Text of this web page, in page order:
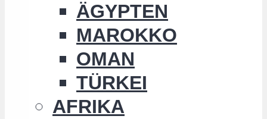
ÄGYPTEN
MAROKKO
OMAN
TÜRKEI
AFRIKA